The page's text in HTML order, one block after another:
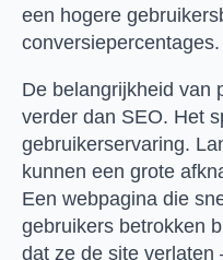
een hogere
conversiepercentages.
De belangrijkheid van
verder dan SEO. Het
gebruikerservaring.
kunnen een grote
Een webpagina die
gebruikers betrokken
dat ze de site verlaten